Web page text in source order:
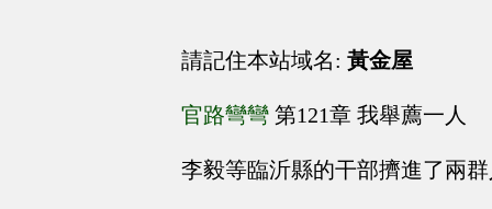
請記住本站域名: 黃金屋
官路彎彎 第121章 我舉薦一人
李毅等臨沂縣的干部擠進了兩